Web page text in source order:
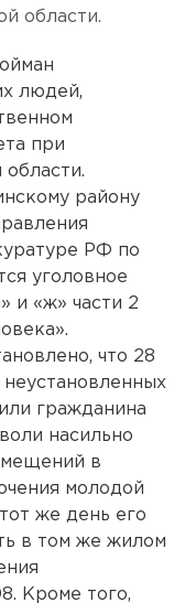
области.
людей,
при
району
РФ по
уголовное
и «ж» части 2
что 28
гражданина
насильно
в
молодой
же день его
в том же жилом
Кроме того,